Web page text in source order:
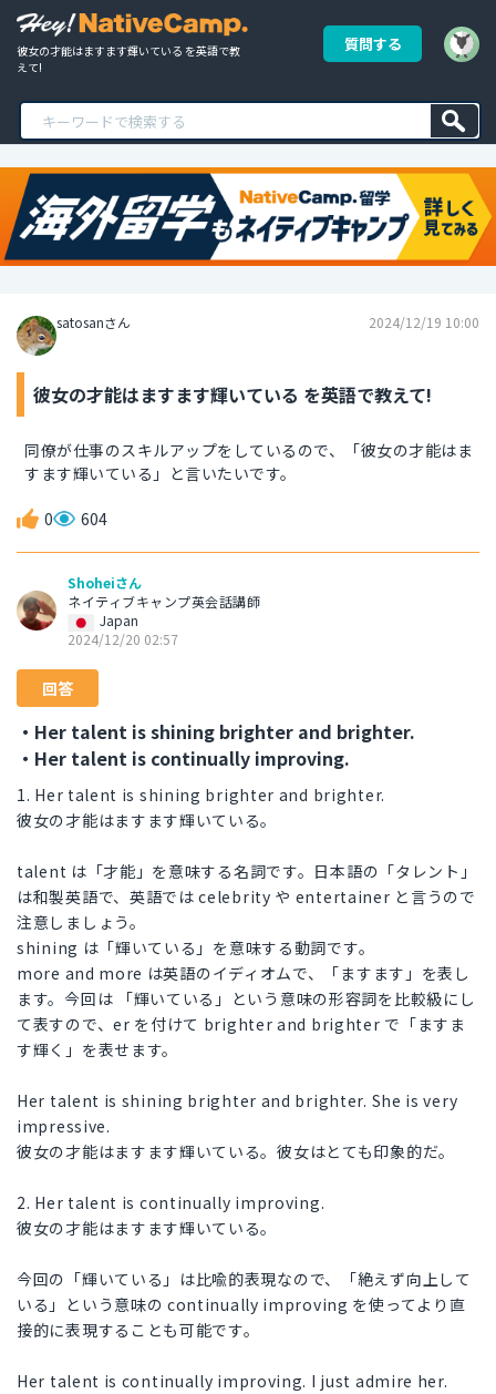
彼女の才能はますます輝いている を英語で教
えて!
質問する
satosanさん 2024/12/19 10:00
彼女の才能はますます輝いている を英語で教えて!
同僚が仕事のスキルアップをしているので、「彼女の才能はま
すます輝いている」と言いたいです。
0 604
Shoheiさん
ネイティブキャンプ英会話講師
Japan
2024/12/20 02:57
回答
・Her talent is shining brighter and brighter.
・Her talent is continually improving.
1. Her talent is shining brighter and brighter.
彼女の才能はますます輝いている。
talent は「才能」を意味する名詞です。日本語の「タレント」
は和製英語で、英語では celebrity や entertainer と言うので
注意しましょう。
shining は「輝いている」を意味する動詞です。
more and more は英語のイディオムで、「ますます」を表し
ます。今回は 「輝いている」という意味の形容詞を比較級にし
て表すので、er を付けて brighter and brighter で「ますま
す輝く」を表せます。
Her talent is shining brighter and brighter. She is very
impressive.
彼女の才能はますます輝いている。彼女はとても印象的だ。
2. Her talent is continually improving.
彼女の才能はますます輝いている。
今回の「輝いている」は比喩的表現なので、「絶えず向上して
いる」という意味の continually improving を使ってより直
接的に表現することも可能です。
Her talent is continually improving. I just admire her.